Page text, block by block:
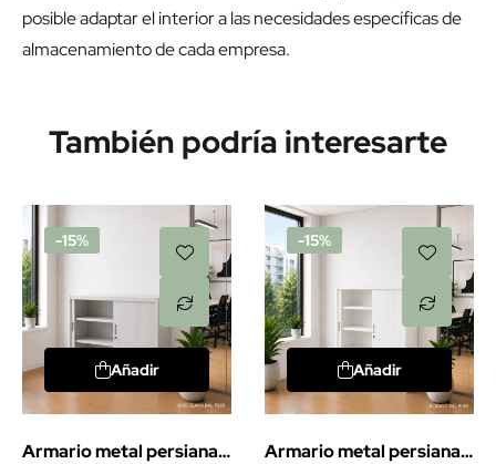
posible adaptar el interior a las necesidades específicas de
almacenamiento de cada empresa.
También podría interesarte
-15%
Añadir
Armario metal persiana
-15%
Añadir
Armario metal persiana